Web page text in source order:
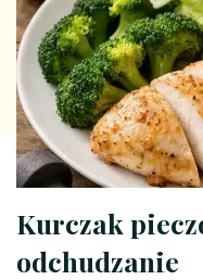
Kurczak
odchudzanie